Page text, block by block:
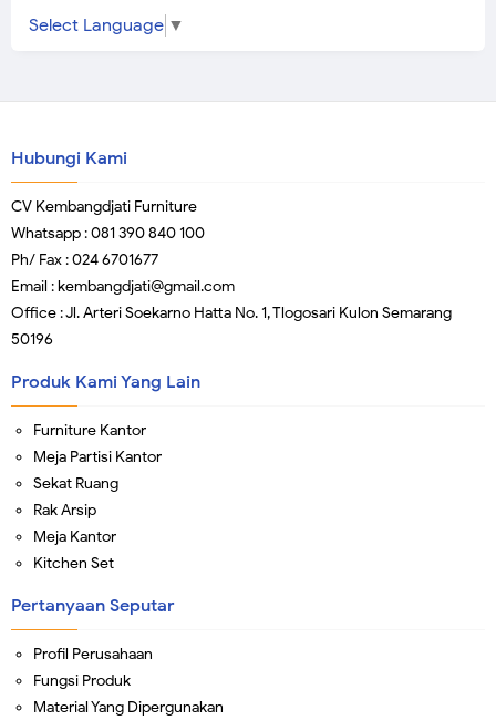
Select Language ▼
Hubungi Kami
CV Kembangdjati Furniture
Whatsapp : 081 390 840 100
Ph/ Fax : 024 6701677
Email : kembangdjati@gmail.com
Office : Jl. Arteri Soekarno Hatta No. 1, Tlogosari Kulon Semarang
50196
Produk Kami Yang Lain
Furniture Kantor
Meja Partisi Kantor
Sekat Ruang
Rak Arsip
Meja Kantor
Kitchen Set
Pertanyaan Seputar
Profil Perusahaan
Fungsi Produk
Material Yang Dipergunakan